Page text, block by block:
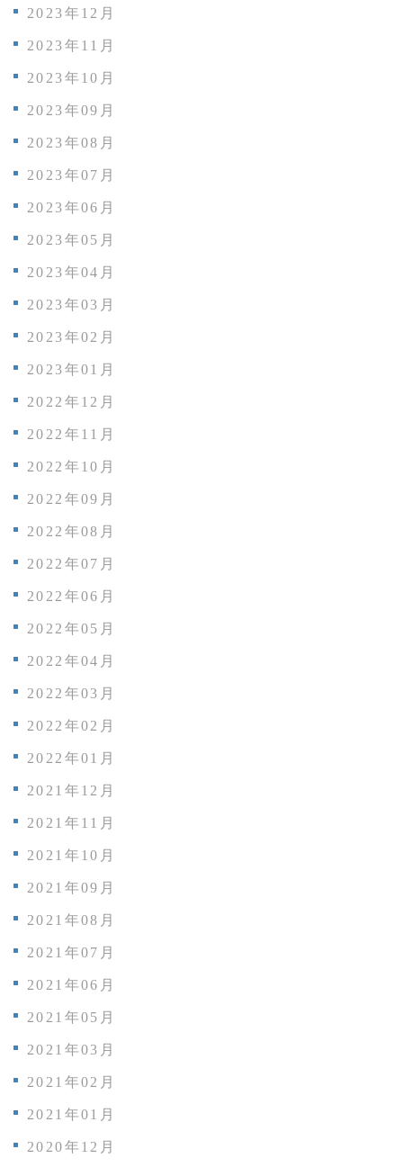
2023年12月
2023年11月
2023年10月
2023年09月
2023年08月
2023年07月
2023年06月
2023年05月
2023年04月
2023年03月
2023年02月
2023年01月
2022年12月
2022年11月
2022年10月
2022年09月
2022年08月
2022年07月
2022年06月
2022年05月
2022年04月
2022年03月
2022年02月
2022年01月
2021年12月
2021年11月
2021年10月
2021年09月
2021年08月
2021年07月
2021年06月
2021年05月
2021年03月
2021年02月
2021年01月
2020年12月